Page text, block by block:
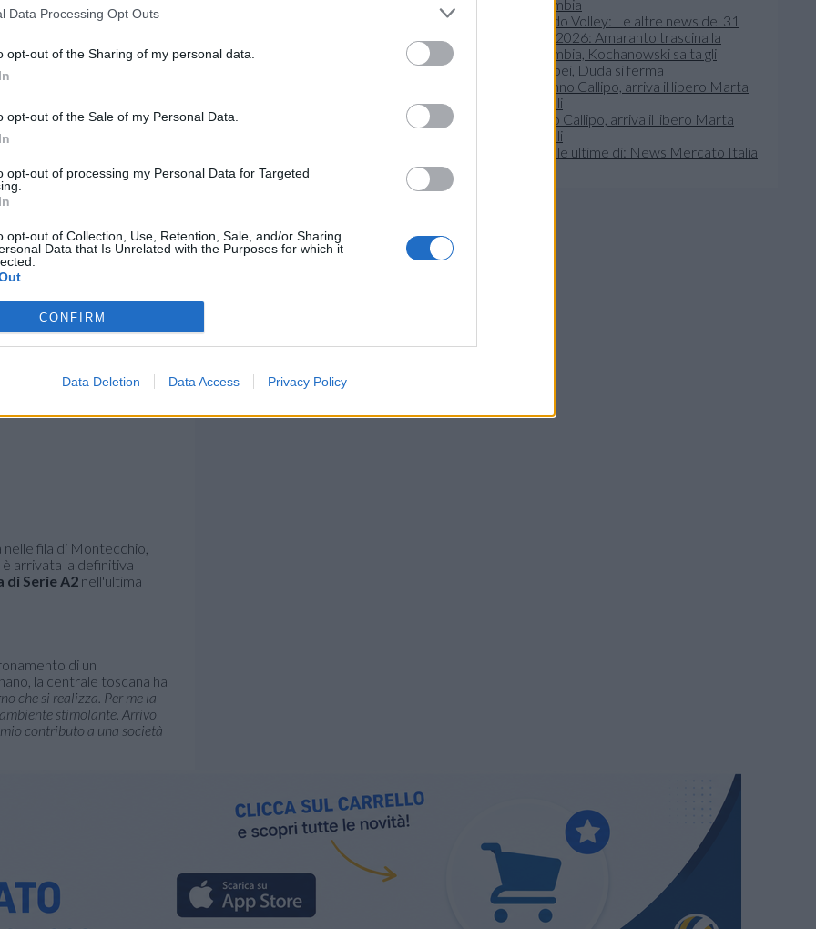
Data Processing Opt Outs
opt-out of the Sharing of my personal data.
opt-out of the Sale of my Personal Data.
opt-out of processing my Personal Data for Targeted
opt-out of Collection, Use, Retention, Sale, and/or Sharing
Data that Is Unrelated with the Purposes for which it
CONFIRM
Data Deletion Data Access Privacy Policy
del panorama
ora pronta al grande
Italia
sportivo di rilievo (è figlia
come portiere). La sua
dell’
in panchina con la prima
fila di Montecchio,
è arrivata la definitiva
di Serie A2 nell'ultima
di un
la centrale toscana ha
che si realizza. Per me la
stimolante. Arrivo
contributo a una società
Mondo Volley: Le altre news del 31
luglio 2026: Amaranto trascina la
Colombia, Kochanowski salta gli
Europei, Duda si ferma
Tonno Callipo, arriva il libero Marta
Pecalli
Leggi le ultime di: News Mercato Italia